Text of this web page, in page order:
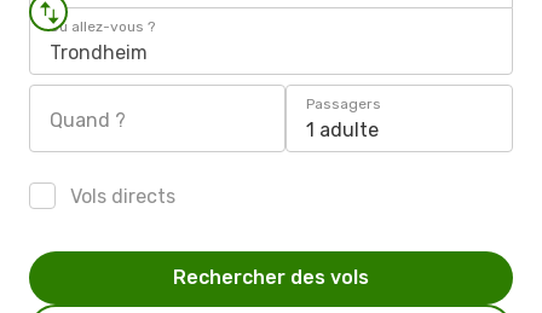
Où allez-vous ?
Trondheim
Quand ?
Passagers
1 adulte
Vols directs
Rechercher des vols